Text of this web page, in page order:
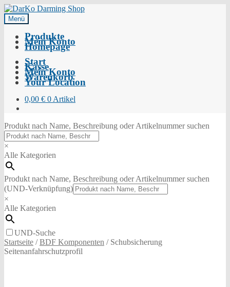
Menü
Produkte
Mein Konto
Homepage
Start
Kasse
Mein Konto
Warenkorb
Your Location
0,00 € 0 Artikel
Produkt nach Name, Beschreibung oder Artikelnummer suchen
×
Alle Kategorien
Produkt nach Name, Beschreibung oder Artikelnummer suchen
(UND-Verknüpfung)
×
Alle Kategorien
UND-Suche
Startseite /BDF Komponenten / Schubsicherung
Seitenanfahrschutzprofil